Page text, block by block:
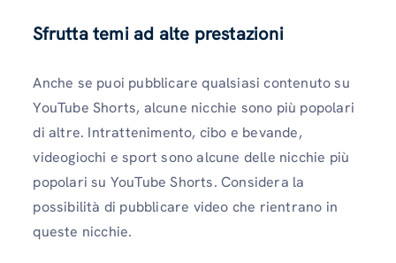
Sfrutta temi ad alte prestazioni
Anche se puoi pubblicare qualsiasi contenuto su
YouTube Shorts, alcune nicchie sono più popolari
di altre. Intrattenimento, cibo e bevande,
videogiochi e sport sono alcune delle nicchie più
popolari su YouTube Shorts. Considera la
possibilità di pubblicare video che rientrano in
queste nicchie.